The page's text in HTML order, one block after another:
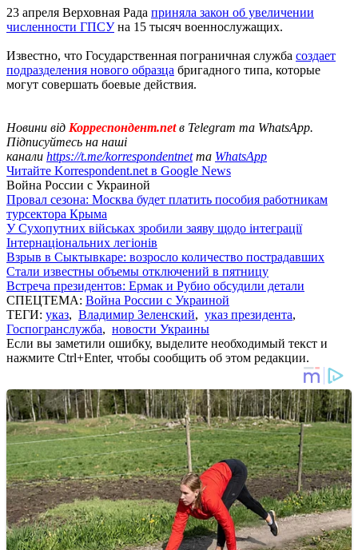
23 апреля Верховная Рада приняла закон об увеличении
численности ГПСУна 15 тысяч военнослужащих.
Известно, что Государственная пограничная служба создает
подразделения нового образца бригадного типа, которые
могут совершать боевые действия.
Новини від Корреспондент.netв Telegram та WhatsApp.
Підписуйтесь на наші
канали https://t.me/korrespondentnetта WhatsApp
Читайте Korrespondent.net в Google News
Война России с Украиной
Провал сезона: Москва будет платить пособия работникам
турсектора Крыма
У Сухопутних військах зробили заяву щодо інтеграції
Інтернаціональних легіонів
Взрыв в Сыктывкаре: возросло количество пострадавших
Стали известны объемы отключений в пятницу
Встреча президентов: Ермак и Рубио обсудили детали
СПЕЦТЕМА: Война России с Украиной
ТЕГИ: указ, Владимир Зеленский, указ президента,
Госпогранслужба, новости Украины
Если вы заметили ошибку, выделите необходимый текст и
нажмите Ctrl+Enter, чтобы сообщить об этом редакции.